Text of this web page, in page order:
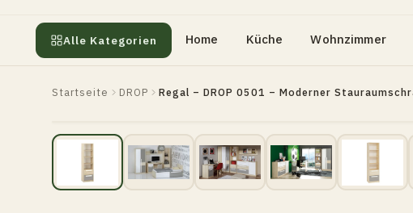
Alle Kategorien Home Küche Wohnzimmer
Startseite DROP Regal – DROP 0501 – Moderner